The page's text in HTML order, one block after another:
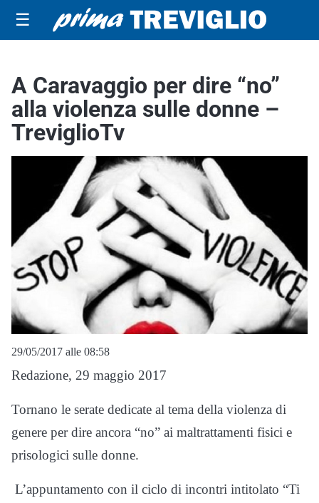
☰
A Caravaggio per dire “no”
alla violenza sulle donne –
TreviglioTv
29/05/2017 alle 08:58
Redazione, 29 maggio 2017
Tornano le serate dedicate al tema della violenza di
genere per dire ancora “no” ai maltrattamenti fisici e
prisologici sulle donne.
L’appuntamento con il ciclo di incontri intitolato “Ti